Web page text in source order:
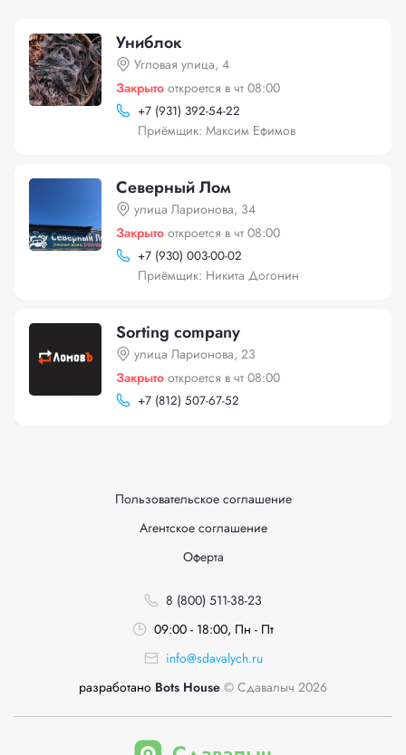
Униблок
Угловая улица, 4
Закрыто откроется в чт 08:00
+7 (931) 392-54-22
Приёмщик: Максим Ефимов
Северный Лом
улица Ларионова, 34
Закрыто откроется в чт 08:00
+7 (930) 003-00-02
Приёмщик: Никита Догонин
Sorting company
улица Ларионова, 23
Закрыто откроется в чт 08:00
+7 (812) 507-67-52
Пользовательское соглашение
Агентское соглашение
Оферта
8 (800) 511-38-23
09:00 - 18:00, Пн - Пт
info@sdavalych.ru
разработано Bots House © Сдавалыч 2026